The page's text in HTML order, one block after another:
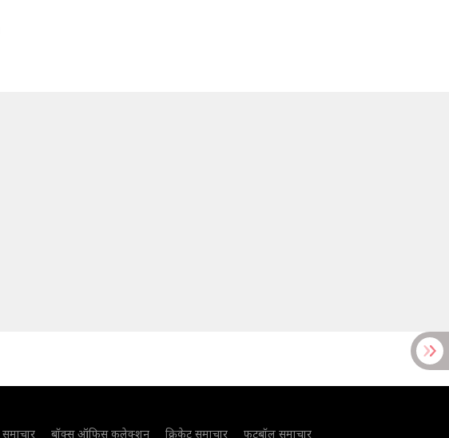
बॉक्स ऑफिस कलेक्शन क्रिकेट समाचार फुटबॉल समाचार